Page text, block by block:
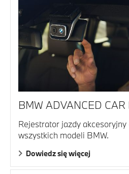
BMW ADVANCED CAR
Rejestrator jazdy
wszystkich modeli BMW.
Dowiedz się więcej